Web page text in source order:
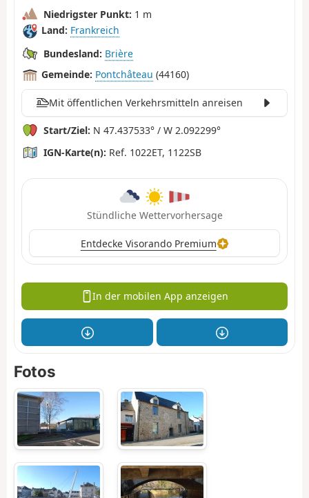
Niedrigster Punkt: 1 m
Land: Frankreich
Bundesland: Brière
Gemeinde: Pontchâteau (44160)
Mit öffentlichen Verkehrsmitteln anreisen
Start/Ziel: N 47.437533° / W 2.092299°
IGN-Karte(n): Ref. 1022ET, 1122SB
Stündliche Wettervorhersage
Entdecke Visorando Premium
In der mobilen App anzeigen
Fotos